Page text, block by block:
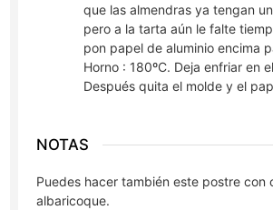
que las almendras ya tengan
pero a la tarta aún le falte
pon papel de aluminio encima
Horno : 180ºC. Deja enfriar en
Después quita el molde y el
NOTAS
Puedes hacer también este postre con
albaricoque.